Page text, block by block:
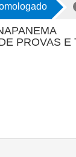
PROVAS E